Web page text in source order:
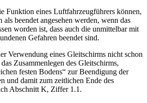
Funktion eines Luftfahrzeugführers können,
als beendet angesehen werden, wenn das
worden ist, dass auch die unmittelbar mit
Gefahren beendet sind.
Verwendung eines Gleitschirms nicht schon
Zusammenlegen des Gleitschirms,
festen Bodens“ zur Beendigung der
und damit zum zeitlichen Ende des
Abschnitt K, Ziffer 1.1.